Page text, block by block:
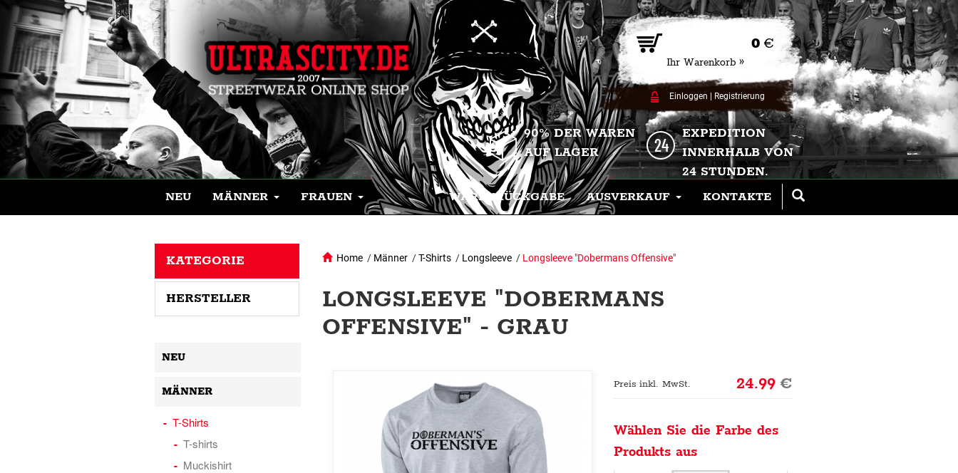
0 €
Ihr Warenkorb »
Einloggen Registrierung
90% DER WAREN
AUF LAGER
EXPEDITION
INNERHALB VON
24 STUNDEN.
NEU MÄNNER FRAUEN WARENRÜCKGABE AUSVERKAUF KONTAKTE
Home / Männer /T-Shirts / Longsleeve / Longsleeve "Dobermans Offensive"
LONGSLEEVE "DOBERMANS
OFFENSIVE" - GRAU
Preis inkl. MwSt. 24.99€
Wählen Sie die Farbe des
Produkts aus
KATEGORIE
HERSTELLER
NEU
MÄNNER
T-Shirts
T-shirts
Muckishirt